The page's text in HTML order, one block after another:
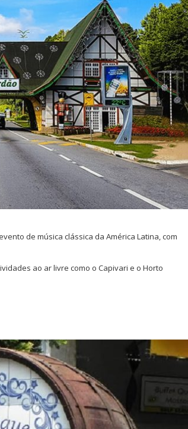
de música clássica da América Latina, com
ao ar livre como o Capivari e o Horto